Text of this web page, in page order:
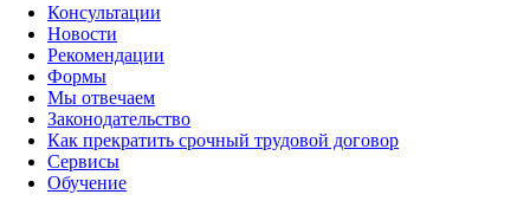
Консультации
Новости
Рекомендации
Формы
Мы отвечаем
Законодательство
Как прекратить срочный трудовой договор
Сервисы
Обучение